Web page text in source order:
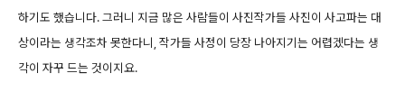
하기도 했습니다. 그러니 지금 많은 사람들이 사진작가들 사진이 사고파는 대
상이라는 생각조차 못한다니, 작가들 사정이 당장 나아지기는 어렵겠다는 생
각이 자꾸 드는 것이지요.